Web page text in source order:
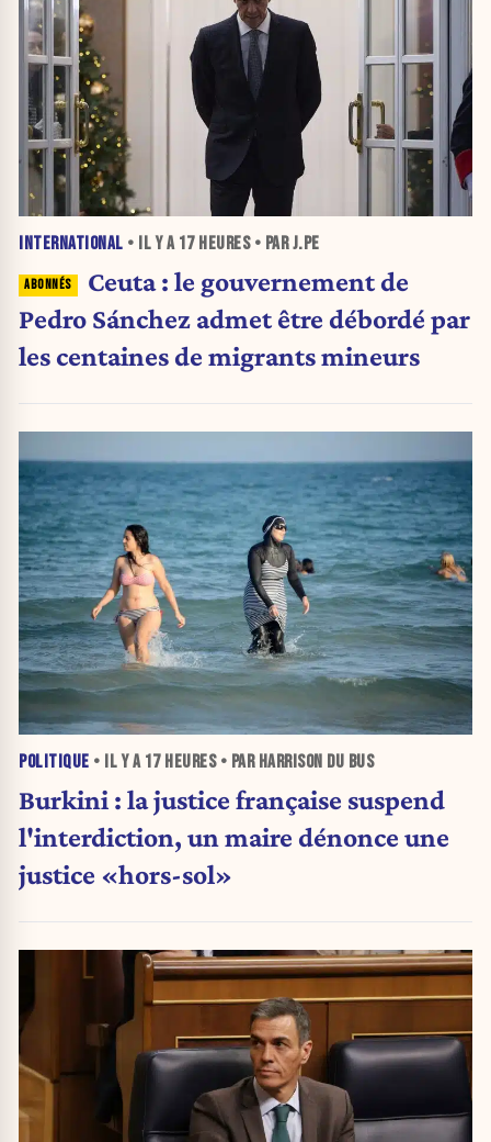
INTERNATIONAL • IL Y A 17 HEURES• PAR J.PE
Ceuta : le gouvernement de
Pedro Sánchez admet être débordé par
les centaines de migrants mineurs
POLITIQUE • IL Y A 17 HEURES• PAR HARRISON DU BUS
Burkini : la justice française suspend
l'interdiction, un maire dénonce une
justice «hors-sol»